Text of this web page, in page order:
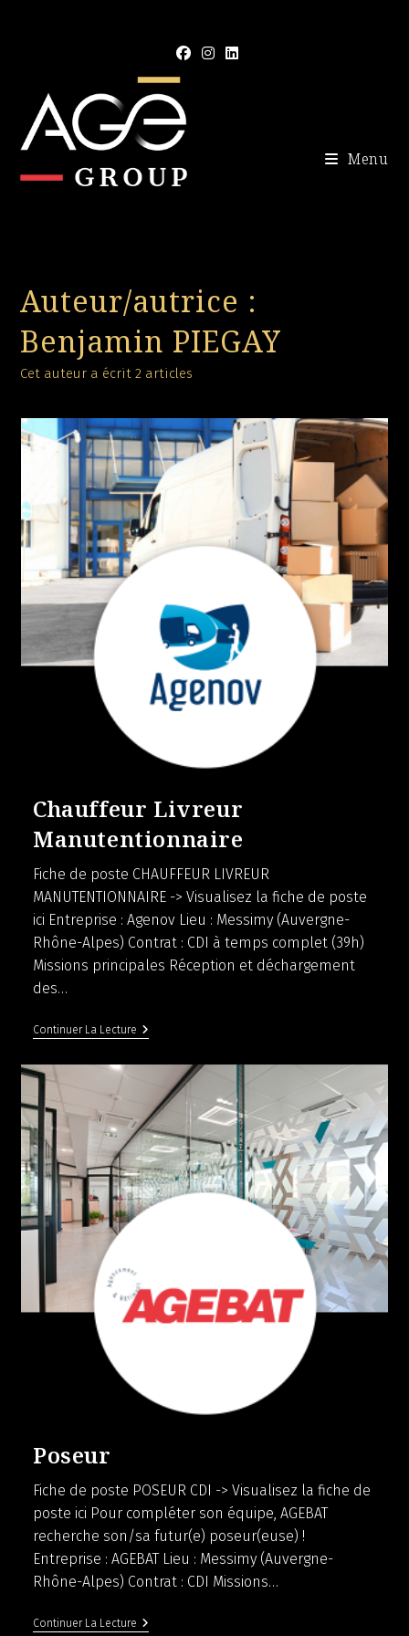
Menu
Auteur/autrice :
Benjamin PIEGAY
Cet auteur a écrit 2 articles
Chauffeur Livreur
Manutentionnaire
Fiche de poste CHAUFFEUR LIVREUR
MANUTENTIONNAIRE -> Visualisez la fiche de poste
ici Entreprise : Agenov Lieu : Messimy (Auvergne-
Rhône-Alpes) Contrat : CDI à temps complet (39h)
Missions principales Réception et déchargement
des…
Continuer La LectureChauffeur
Livreur
Poseur
Fiche de poste POSEUR CDI -> Visualisez la fiche de
poste ici Pour compléter son équipe, AGEBAT
recherche son/sa futur(e) poseur(euse) !
Entreprise : AGEBAT Lieu : Messimy (Auvergne-
Rhône-Alpes) Contrat : CDI Missions…
Continuer La LecturePoseur